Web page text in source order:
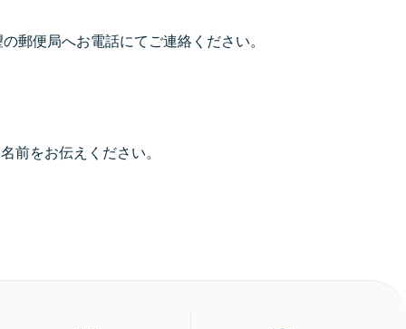
郵便局へお電話にてご連絡ください。
前をお伝えください。